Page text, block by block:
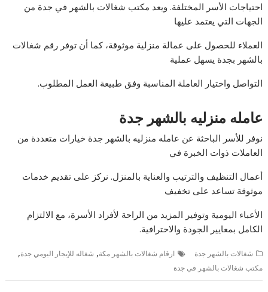
احتياجات الأسر المختلفة. ويعد مكتب شغالات بالشهر في جدة من
الجهات التي يعتمد عليها
العملاء للحصول على عمالة منزلية موثوقة، كما أن توفر رقم شغالات
بالشهر بجدة يسهل عملية
التواصل واختيار العاملة المناسبة وفق طبيعة العمل المطلوب.
عامله منزليه بالشهر جدة
نوفر للأسر الباحثة عن عامله منزليه بالشهر جدة خيارات متعددة من
العاملات ذوات الخبرة في
أعمال التنظيف والترتيب والعناية بالمنزل. نركز على تقديم خدمات
موثوقة تساعد على تخفيف
الأعباء اليومية وتوفير المزيد من الراحة لأفراد الأسرة، مع الالتزام
الكامل بمعايير الجودة والاحترافية.
شغالات بالشهر جدة ارقام شغالات بالشهر مكة, شغاله للإيجار اليومي جدة,
مكتب شغالات بالشهر في جدة